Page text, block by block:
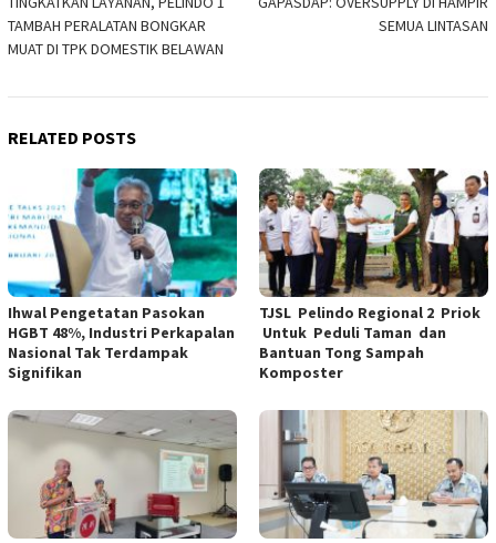
navigation
TAMBAH PERALATAN BONGKAR
MUAT DI TPK DOMESTIK BELAWAN
SEMUA LINTASAN
RELATED POSTS
Ihwal Pengetatan Pasokan
HGBT 48%, Industri Perkapalan
Nasional Tak Terdampak
Signifikan
TJSL Pelindo Regional 2 Priok
Untuk Peduli Taman dan
Bantuan Tong Sampah
Komposter